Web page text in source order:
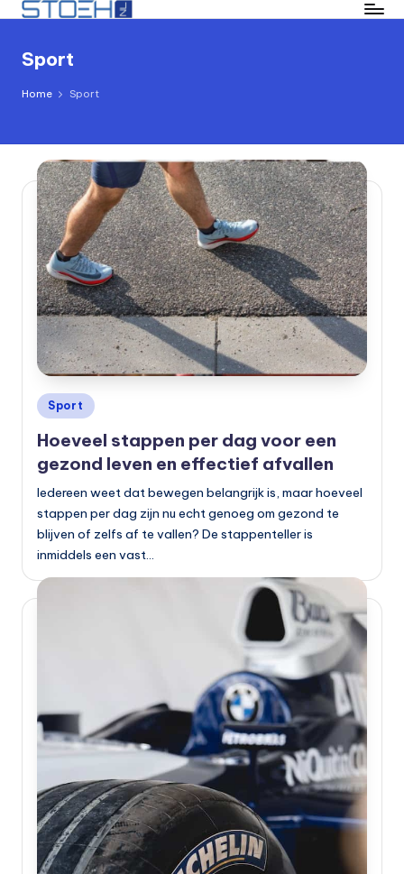
naar
inhoud
Sport
Home Sport
Geplaatst
in
Sport
Hoeveel stappen per dag voor een
gezond leven en effectief afvallen
Iedereen weet dat bewegen belangrijk is, maar hoeveel
stappen per dag zijn nu echt genoeg om gezond te
blijven of zelfs af te vallen? De stappenteller is
inmiddels een vast…